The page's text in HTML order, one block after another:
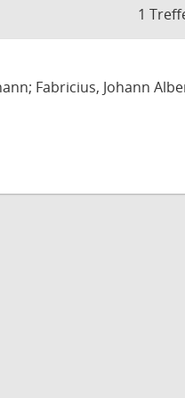
1
Fabricius, Johann